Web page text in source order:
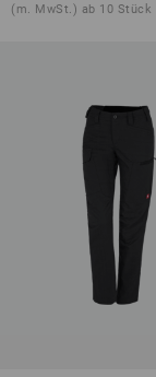
(m. MwSt.) ab 10 Stück